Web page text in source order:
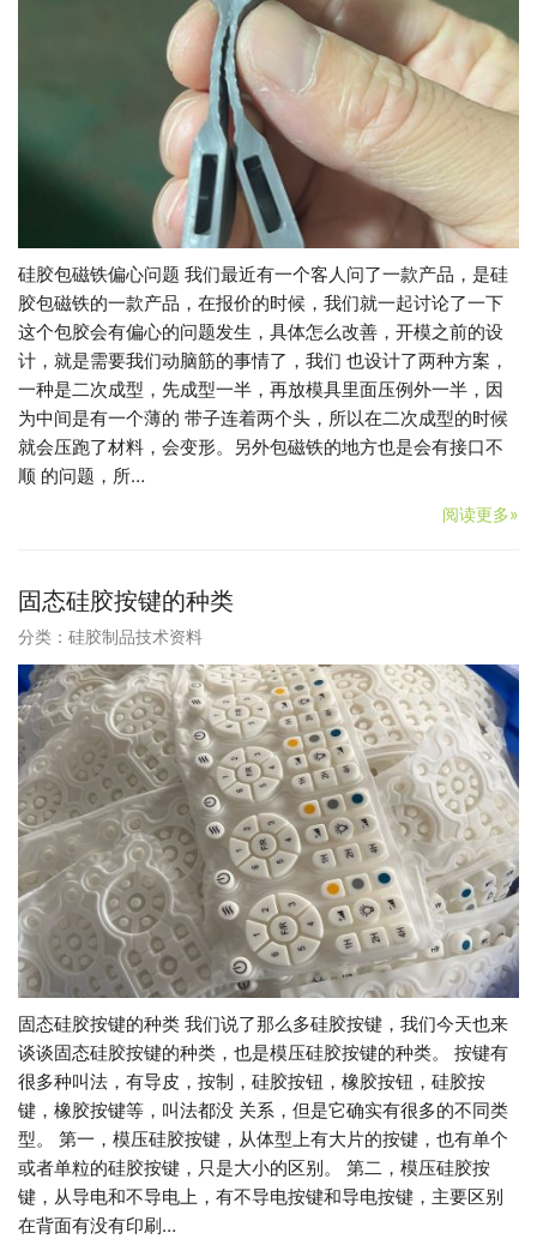
硅胶包磁铁偏心问题 我们最近有一个客人问了一款产品，是硅
胶包磁铁的一款产品，在报价的时候，我们就一起讨论了一下
这个包胶会有偏心的问题发生，具体怎么改善，开模之前的设
计，就是需要我们动脑筋的事情了，我们 也设计了两种方案，
一种是二次成型，先成型一半，再放模具里面压例外一半，因
为中间是有一个薄的 带子连着两个头，所以在二次成型的时候
就会压跑了材料，会变形。另外包磁铁的地方也是会有接口不
顺 的问题，所…
阅读更多»
固态硅胶按键的种类
分类： 硅胶制品技术资料
固态硅胶按键的种类 我们说了那么多硅胶按键，我们今天也来
谈谈固态硅胶按键的种类，也是模压硅胶按键的种类。 按键有
很多种叫法，有导皮，按制，硅胶按钮，橡胶按钮，硅胶按
键，橡胶按键等，叫法都没 关系，但是它确实有很多的不同类
型。 第一，模压硅胶按键，从体型上有大片的按键，也有单个
或者单粒的硅胶按键，只是大小的区别。 第二，模压硅胶按
键，从导电和不导电上，有不导电按键和导电按键，主要区别
在背面有没有印刷…